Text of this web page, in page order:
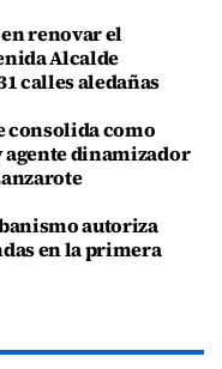
renovar el
Alcalde
calles aledañas
consolida como
dinamizador
autoriza
en la primera